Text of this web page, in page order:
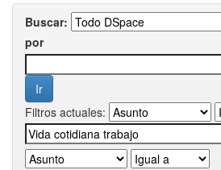
Buscar:
por
Filtros actuales: